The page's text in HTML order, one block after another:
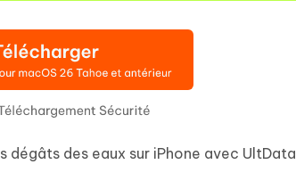
des eaux sur iPhone avec UltData